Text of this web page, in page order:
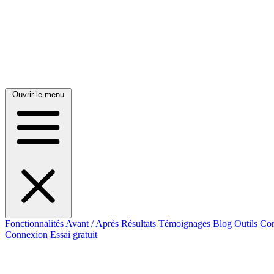
Ouvrir le menu
Fonctionnalités Avant / Après Résultats Témoignages Blog Outils
Connexion Essai gratuit